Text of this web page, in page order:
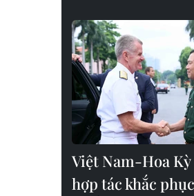
Việt Nam-Hoa
hợp tác khắc